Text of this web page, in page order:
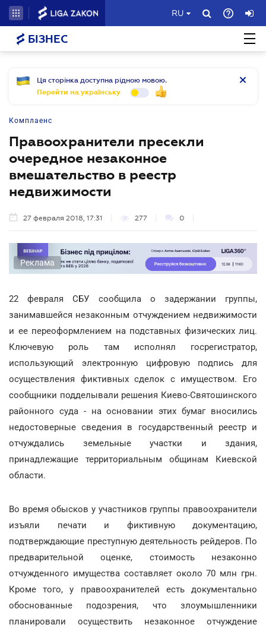
RU
БІЗНЕС
Ця сторінка доступна рідною мовою.
Перейти на українську
Комплаенс
Правоохранители пресекли
очередное незаконное
вмешательство в реестр
недвижимости
27 февраля 2018, 17:31 277 0
Реклама
22 февраля СБУ сообщила о задержании группы,
занимавшейся незаконным отчуждением недвижимости
и ее переоформлением на подставных физических лиц.
Ключевую роль там исполнял госрегистратор,
использующий электронную цифровую подпись для
осуществления фиктивных сделок с имуществом. Его
сообщники подделывали решения Киево-Святошинского
районного суда - на основании этих бумаг вносились
недостоверные сведения в государственный реестр и
отчуждались земельные участки и здания,
принадлежащие территориальным общинам Киевской
области.
Во время обысков у участников группы правоохранители
изъяли печати и фиктивную документацию,
подтверждающие преступную деятельность рейдеров. По
предварительной оценке, стоимость незаконно
отчужденного имущества составляет около 70 млн грн.
Кроме того, у правоохранителей есть документально
обоснованные подозрения, что злоумышленники
планировали осуществить незаконное отчуждение